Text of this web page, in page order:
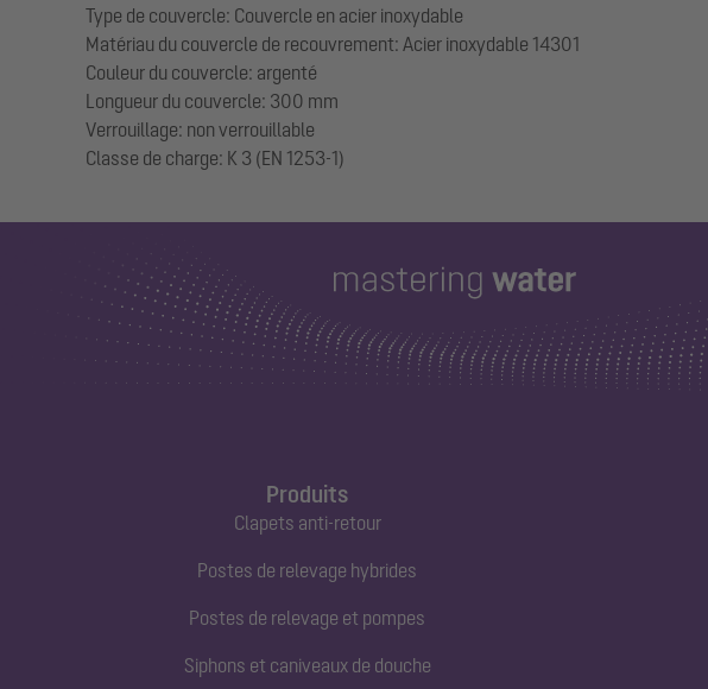
Type de couvercle: Couvercle en acier inoxydable
Matériau du couvercle de recouvrement: Acier inoxydable 14301
Couleur du couvercle: argenté
Longueur du couvercle: 300 mm
Verrouillage: non verrouillable
Produits
Clapets anti-retour
Postes de relevage hybrides
Postes de relevage et pompes
Siphons et caniveaux de douche